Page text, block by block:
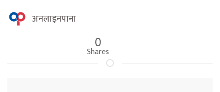
अनलाइनपाना
0
Shares